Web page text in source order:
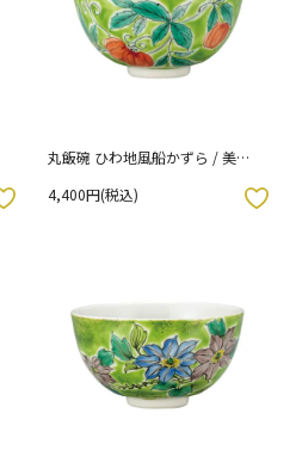
丸飯碗 ひわ地風船かずら / 美山
4,400円(税込)
お気に入りボタン